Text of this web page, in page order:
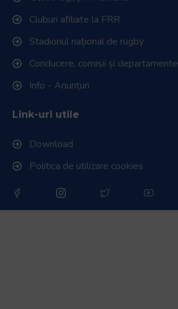
Cluburi afiliate la FRR
Stadionul național de rugby
Conducere, comisii și departamente
Info - Anunțuri
Link-uri utile
Download
Politica de utilizare cookies